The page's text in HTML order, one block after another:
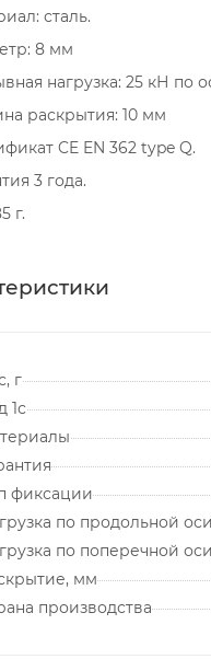
сталь.
8 мм
нагрузка: 25 кН по
раскрытия: 10 мм
CE EN 362 type Q.
3 года.
г.
г
1с
фиксации
по продольной оси
по поперечной оси
мм
производства